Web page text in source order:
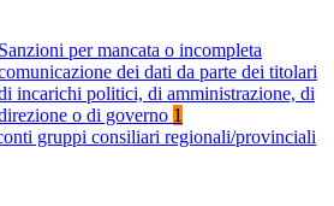
Sanzioni per mancata o incompleta
dei dati da parte dei titolari
incarichi politici, di amministrazione, di
o di governo 1
gruppi consiliari regionali/provinciali